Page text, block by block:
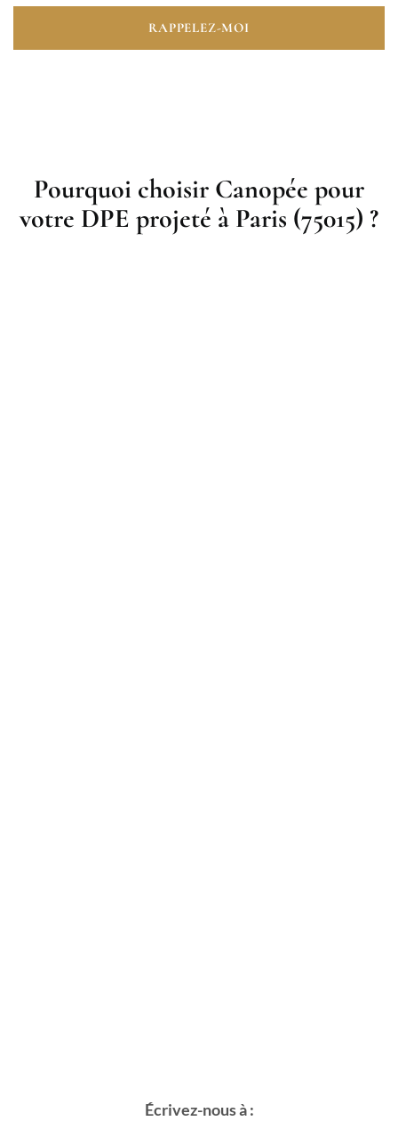
RAPPELEZ-MOI
Pourquoi choisir Canopée pour
votre DPE projeté à Paris (75015) ?
Écrivez-nous à :